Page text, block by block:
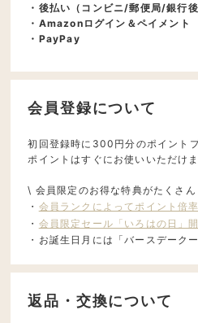
・後払い（コンビニ/郵便局/銀行後
・Amazonログイン＆ペイメント
・PayPay
会員登録について
初回登録時に300円分のポイント
ポイントはすぐにお使いいただけ
\ 会員限定のお得な特典がたくさ
・ 会員ランクによってポイント倍率
・ 会員限定セール「いろはの日」開
・お誕生日月には「バースデーク
返品・交換について